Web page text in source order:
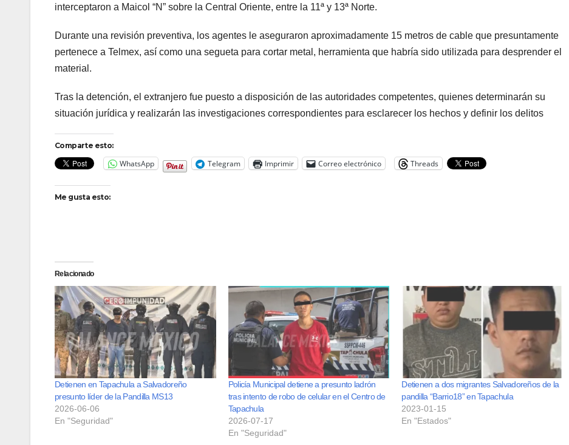
interceptaron a Maicol “N” sobre la Central Oriente, entre la 11ª y 13ª Norte.
Durante una revisión preventiva, los agentes le aseguraron aproximadamente 15 metros de cable que presuntamente
pertenece a Telmex, así como una segueta para cortar metal, herramienta que habría sido utilizada para desprender el
material.
Tras la detención, el extranjero fue puesto a disposición de las autoridades competentes, quienes determinarán su
situación jurídica y realizarán las investigaciones correspondientes para esclarecer los hechos y definir los delitos
Comparte esto:
WhatsApp Telegram Imprimir Correo electrónico Threads
Me gusta esto:
Relacionado
Detienen en Tapachula a Salvadoreño
presunto líder de la Pandilla MS13
2026-06-06
En "Seguridad"
Policía Municipal detiene a presunto ladrón
tras intento de robo de celular en el Centro de
Tapachula
2026-07-17
En "Seguridad"
Detienen a dos migrantes Salvadoreños de la
pandilla “Barrio18” en Tapachula
2023-01-15
En "Estados"